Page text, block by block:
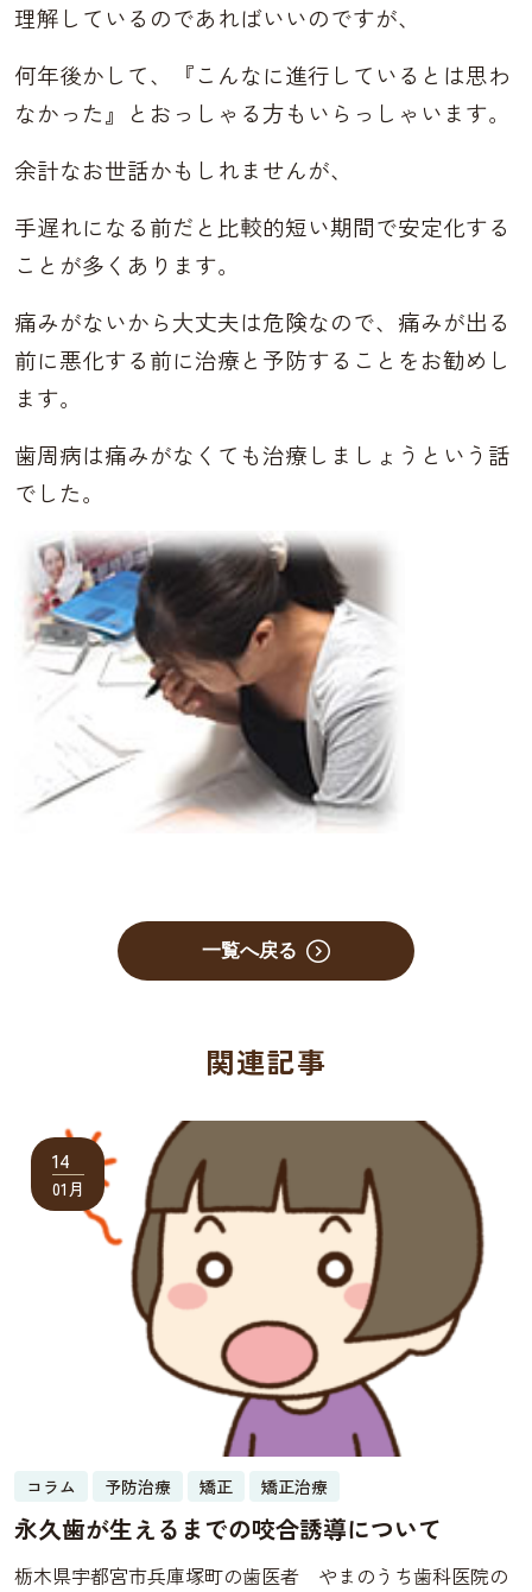
理解しているのであればいいのですが、
何年後かして、『こんなに進行しているとは思わ
なかった』とおっしゃる方もいらっしゃいます。
余計なお世話かもしれませんが、
手遅れになる前だと比較的短い期間で安定化する
ことが多くあります。
痛みがないから大丈夫は危険なので、痛みが出る
前に悪化する前に治療と予防することをお勧めし
ます。
歯周病は痛みがなくても治療しましょうという話
でした。
一覧へ戻る
関連記事
14
01月
コラム 予防治療 矯正 矯正治療
永久歯が生えるまでの咬合誘導について
栃木県宇都宮市兵庫塚町の歯医者 やまのうち歯科医院の